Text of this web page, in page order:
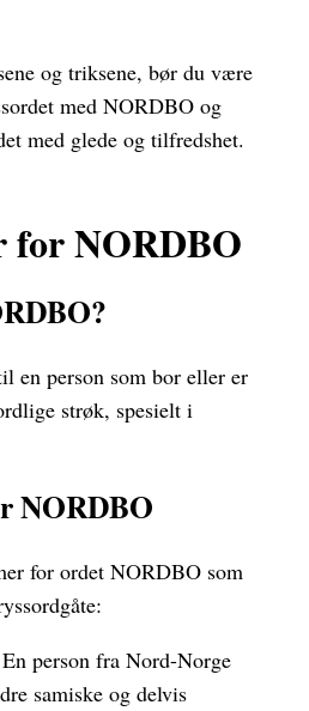
og triksene, bør du være
med NORDBO og
med glede og tilfredshet.
for NORDBO
en person som bor eller er
strøk, spesielt i
NORDBO
for ordet NORDBO som
person fra Nord-Norge
samiske og delvis